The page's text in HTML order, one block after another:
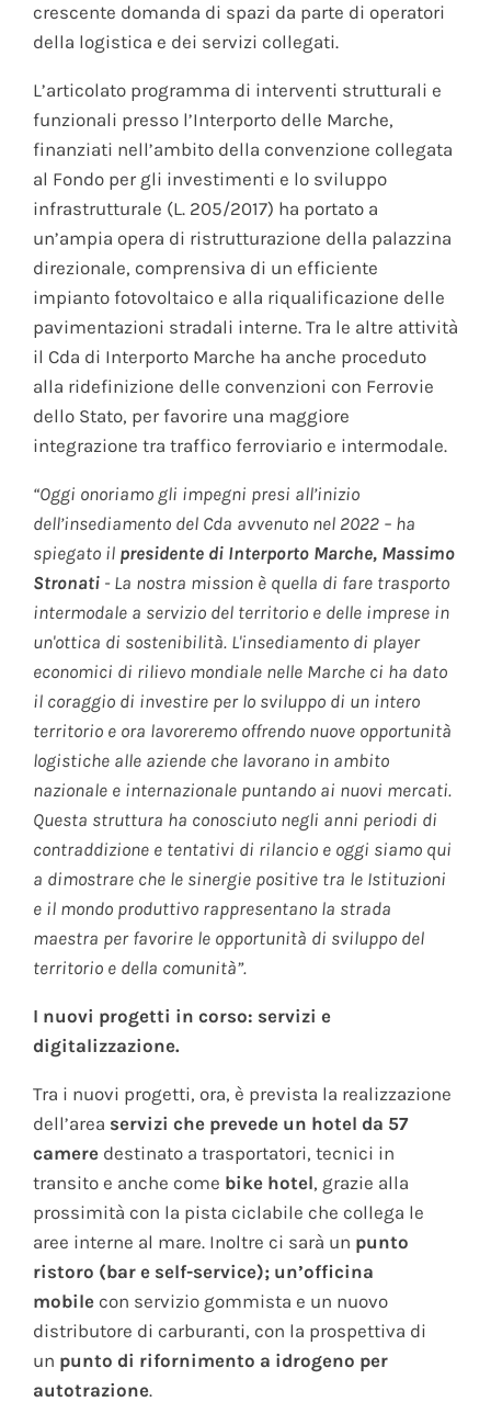
crescente domanda di spazi da parte di operatori
della logistica e dei servizi collegati.
L’articolato programma di interventi strutturali e
funzionali presso l’Interporto delle Marche,
finanziati nell’ambito della convenzione collegata
al Fondo per gli investimenti e lo sviluppo
infrastrutturale (L. 205/2017) ha portato a
un’ampia opera di ristrutturazione della palazzina
direzionale, comprensiva di un efficiente
impianto fotovoltaico e alla riqualificazione delle
pavimentazioni stradali interne. Tra le altre attività
il Cda di Interporto Marche ha anche proceduto
alla ridefinizione delle convenzioni con Ferrovie
dello Stato, per favorire una maggiore
integrazione tra traffico ferroviario e intermodale.
“Oggi onoriamo gli impegni presi all’inizio
dell’insediamento del Cda avvenuto nel 2022 – ha
spiegato il presidente di Interporto Marche, Massimo
Stronati - La nostra mission è quella di fare trasporto
intermodale a servizio del territorio e delle imprese in
un'ottica di sostenibilità. L'insediamento di player
economici di rilievo mondiale nelle Marche ci ha dato
il coraggio di investire per lo sviluppo di un intero
territorio e ora lavoreremo offrendo nuove opportunità
logistiche alle aziende che lavorano in ambito
nazionale e internazionale puntando ai nuovi mercati.
Questa struttura ha conosciuto negli anni periodi di
contraddizione e tentativi di rilancio e oggi siamo qui
a dimostrare che le sinergie positive tra le Istituzioni
e il mondo produttivo rappresentano la strada
maestra per favorire le opportunità di sviluppo del
territorio e della comunità”.
I nuovi progetti in corso: servizi e
digitalizzazione.
Tra i nuovi progetti, ora, è prevista la realizzazione
dell’area servizi che prevede un hotel da 57
camere destinato a trasportatori, tecnici in
transito e anche come bike hotel, grazie alla
prossimità con la pista ciclabile che collega le
aree interne al mare. Inoltre ci sarà un punto
ristoro (bar e self-service); un’officina
mobile con servizio gommista e un nuovo
distributore di carburanti, con la prospettiva di
un punto di rifornimento a idrogeno per
autotrazione.